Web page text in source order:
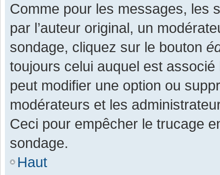
Comme pour les messages, les
par l’auteur original, un
sondage, cliquez sur le bouton
toujours celui auquel est associé
peut modifier une option ou
modérateurs et les
Ceci pour empêcher le trucage
sondage.
Haut